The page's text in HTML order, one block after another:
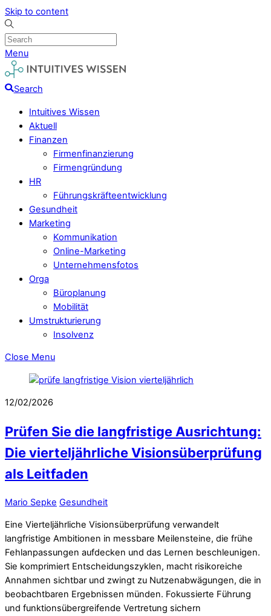
Skip to content
Menu
Search
Intuitives Wissen
Aktuell
Finanzen
Firmenfinanzierung
Firmengründung
HR
Führungskräfteentwicklung
Gesundheit
Marketing
Kommunikation
Online-Marketing
Unternehmensfotos
Orga
Büroplanung
Mobilität
Umstrukturierung
Insolvenz
Close Menu
12/02/2026
Prüfen Sie die langfristige Ausrichtung:
Die vierteljährliche Visionsüberprüfung
als Leitfaden
Mario Sepke Gesundheit
Eine Vierteljährliche Visionsüberprüfung verwandelt
langfristige Ambitionen in messbare Meilensteine, die frühe
Fehlanpassungen aufdecken und das Lernen beschleunigen.
Sie komprimiert Entscheidungszyklen, macht risikoreiche
Annahmen sichtbar und zwingt zu Nutzenabwägungen, die in
beobachtbaren Ergebnissen münden. Fokussierte Führung
und funktionsübergreifende Vertretung sichern